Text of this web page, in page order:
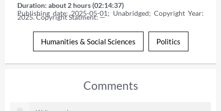
Duration: about 2 hours (02:14:37)
Publishing date: 2025-05-01; Unabridged; Copyright Year:
2025. Copyright Statment: —
Humanities & Social Sciences Politics
Comments